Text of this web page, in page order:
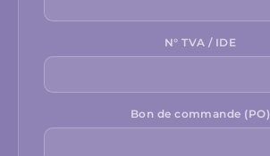
N° TVA / IDE
Bon de commande (PO)